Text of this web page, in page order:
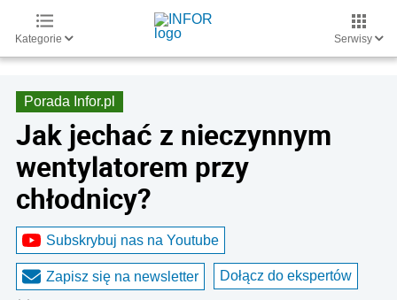
Kategorie Serwisy
Porada Infor.pl
Jak jechać z nieczynnym
wentylatorem przy
chłodnicy?
Subskrybuj nas na Youtube
Zapisz się na newsletter Dołącz do ekspertów